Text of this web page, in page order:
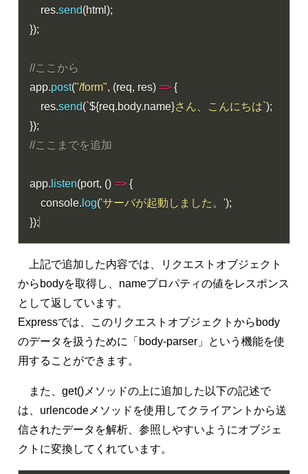
    res
.send(html );
});
//ここから
app.post("/form", (req, res) => {
    res
.send(`${req.body.name}さん、こんにちは`);
});
//ここまでを追加
app. listen(port, () => {
    console
. log('サーバが起動しました。');
});
上記で追加した内容では、リクエストオブジェクト
からbodyを取得し、nameプロパティの値をレスポンス
として返しています。
Expressでは、このリクエストオブジェクトからbody
のデータを扱うために「body-parser」という機能を使
用することができます。
また、get()メソッドの上に追加した以下の記述で
は、urlencodeメソッドを使用してクライアントから送
信されたデータを解析、参照しやすいようにオブジェ
クトに変換してくれています。